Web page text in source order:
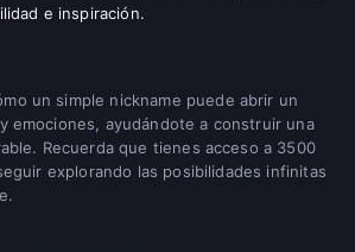
e inspiración.
un simple nickname puede abrir un
emociones, ayudándote a construir una
Recuerda que tienes acceso a 3500
explorando las posibilidades infinitas